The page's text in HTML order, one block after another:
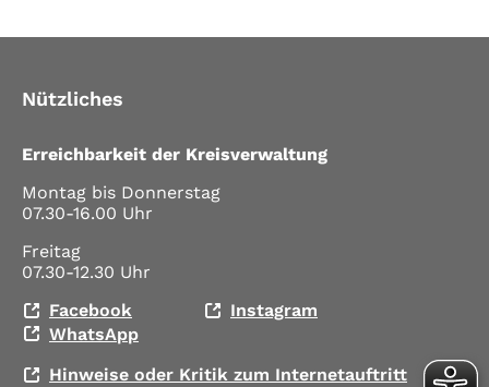
Nützliches
Erreichbarkeit der Kreisverwaltung
Montag bis Donnerstag
07.30-16.00 Uhr
Freitag
07.30-12.30 Uhr
Facebook
Instagram
WhatsApp
Hinweise oder Kritik zum Internetauftritt